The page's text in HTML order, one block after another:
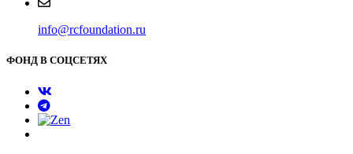
info@rcfoundation.ru
ФОНД В СОЦСЕТЯХ